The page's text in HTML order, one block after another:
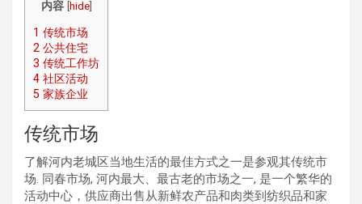
内容 [hide]
1 传统市场
2 公共住宅
3 传统工作坊
4 社区活动
5 家族企业
传统市场
了解河内老城区当地生活的最佳方式之一是参观其传统市
场. 同春市场, 河内最大、最古老的市场之一, 是一个繁华的
活动中心，供应商出售从新鲜农产品和肉类到纺织品和家